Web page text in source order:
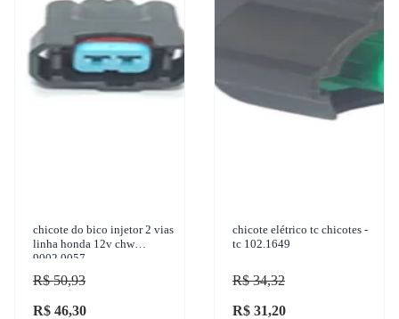
chicote do bico injetor 2 vias
linha honda 12v chw
9002.0057
R$ 50,93
R$ 46,30
chicote elétrico tc chicotes -
tc 102.1649
R$ 34,32
R$ 31,20